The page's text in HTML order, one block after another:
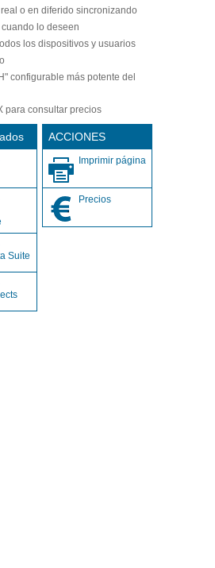
o en diferido sincronizando
lo deseen
los dispositivos y usuarios
configurable más potente del
para consultar precios
Suite
ACCIONES
Imprimir página
Precios